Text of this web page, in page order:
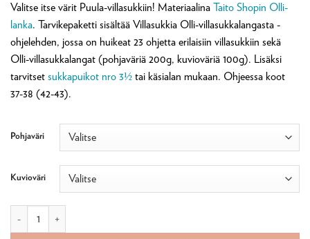
Valitse itse värit Puula-villasukkiin! Materiaalina Taito Shopin Olli-
lanka. Tarvikepaketti sisältää Villasukkia Olli-villasukkalangasta -
ohjelehden, jossa on huikeat 23 ohjetta erilaisiin villasukkiin sekä
Olli-villasukkalangat (pohjaväriä 200g, kuvioväriä 100g). Lisäksi
tarvitset sukkapuikot nro 3½ tai käsialan mukaan. Ohjeessa koot
37-38 (42-43).
Pohjaväri
Kuvioväri